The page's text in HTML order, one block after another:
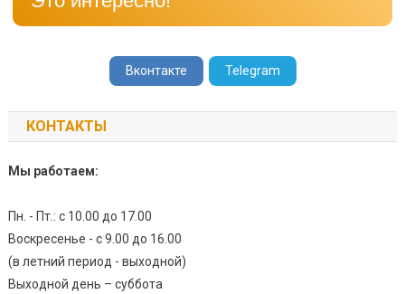
Вконтакте Telegram
КОНТАКТЫ
Мы работаем:
Пн. - Пт.: с 10.00 до 17.00
Воскресенье - с 9.00 до 16.00
(в летний период - выходной)
Выходной день – суббота